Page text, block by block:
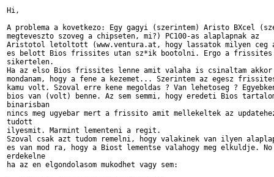
Hi,
A problema a kovetkezo: Egy gagyi (szerintem) Aristo BXcel
megteveszto szoveg a chipseten, mi?) PC100-as alaplapnak az
Aristotol letoltott (www.ventura.at, hogy lassatok milyen ceg
es belott Bios frissites utan sz*ik bootolni. Ergo a frissites
sikertelen.
Ha az elso Bios frissites lenne amit valaha is csinaltam
mondanam, hogy a fene a kezemet... Szerintem az egesz
kamu volt. Szoval erre kene megoldas ? Van lehetoseg ?
bios van (volt) benne. Az sem semmi, hogy eredeti Bios
binarisban
nincs meg ugyebar mert a frissito amit mellekeltek az
tudott
ilyesmit. Marmint lementeni a regit.
Szoval csak azt tudom remelni, hogy valakinek van ilyen
es van mod ra, hogy a Biost lementse valahogy meg elkuldje.
erdekelne
ha az en elgondolasom mukodhet vagy sem: